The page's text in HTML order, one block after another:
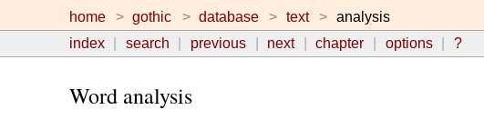
home gothic database text
analysis
index
search previous next chapter options ?
Word analysis